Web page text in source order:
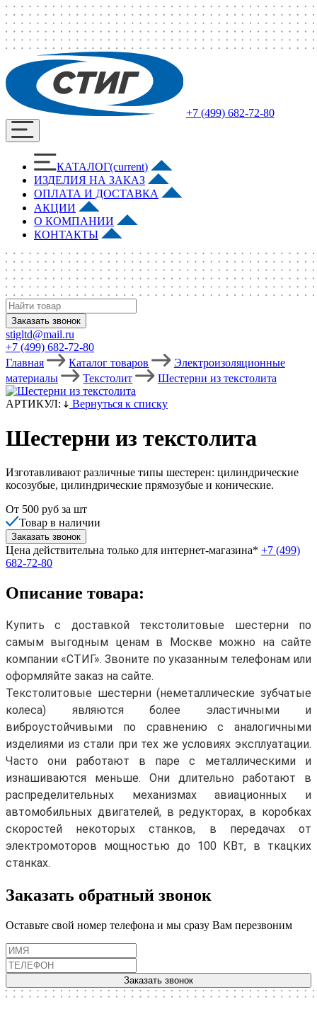
+7 (499) 682-72-80
КАТАЛОГ(current)
ИЗДЕЛИЯ НА ЗАКАЗ
ОПЛАТА И ДОСТАВКА
АКЦИИ
О КОМПАНИИ
КОНТАКТЫ
Заказать звонок
stigltd@mail.ru
+7 (499) 682-72-80
Главная
Каталог товаров
Электроизоляционные
материалы
Текстолит Шестерни из текстолита
АРТИКУЛ: Вернуться к списку
Шестерни из текстолита
Изготавливают различные типы шестерен: цилиндрические
косозубые, цилиндрические прямозубые и конические.
От 500 руб за шт
Товар в наличии
Заказать звонок
Цена действительна только для интернет-магазина* +7 (499)
682-72-80
Описание товара:
Купить с доставкой текстолитовые шестерни по
самым выгодным ценам в Москве можно на сайте
компании «СТИГ». Звоните по указанным телефонам или
оформляйте заказ на сайте.
Текстолитовые шестерни (неметаллические зубчатые
колеса) являются более эластичными и
виброустойчивыми по сравнению с аналогичными
изделиями из стали при тех же условиях эксплуатации.
Часто они работают в паре с металлическими и
изнашиваются меньше. Они длительно работают в
распределительных механизмах авиационных и
автомобильных двигателей, в редукторах, в коробках
скоростей некоторых станков, в передачах от
электромоторов мощностью до 100 КВт, в ткацких
станках.
Заказать обратный звонок
Оставьте свой номер телефона и мы сразу Вам перезвоним
Заказать звонок